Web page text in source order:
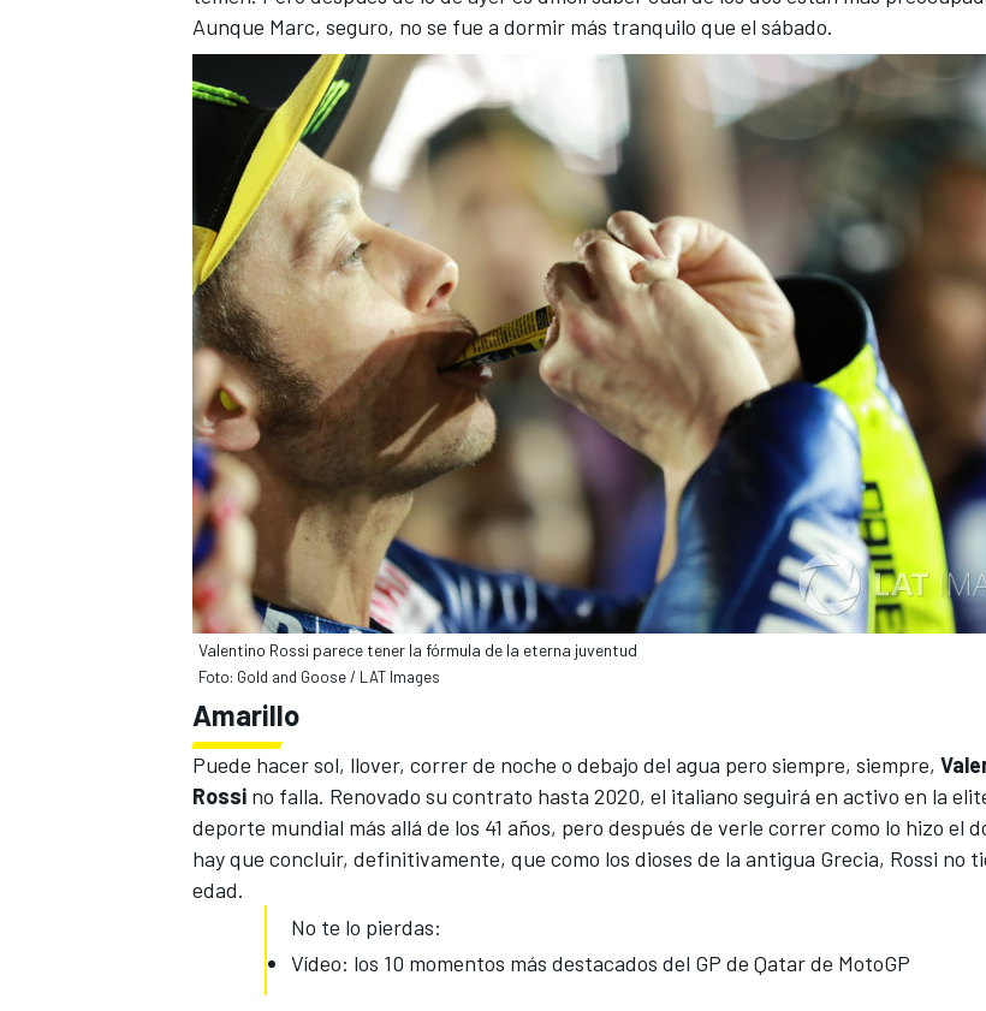
Aunque Marc, seguro, no se fue a dormir más tranquilo que el sábado.
Valentino Rossi parece tener la fórmula de la eterna juventud
Foto: Gold and Goose / LAT Images
Amarillo
Puede hacer sol, llover, correr de noche o debajo del agua pero siempre, siempre,
Rossi no falla. Renovado su contrato hasta 2020, el italiano seguirá en activo en la
deporte mundial más allá de los 41 años, pero después de verle correr como lo hizo el
hay que concluir, definitivamente, que como los dioses de la antigua Grecia, Rossi no
edad.
No te lo pierdas:
Vídeo: los 10 momentos más destacados del GP de Qatar de MotoGP